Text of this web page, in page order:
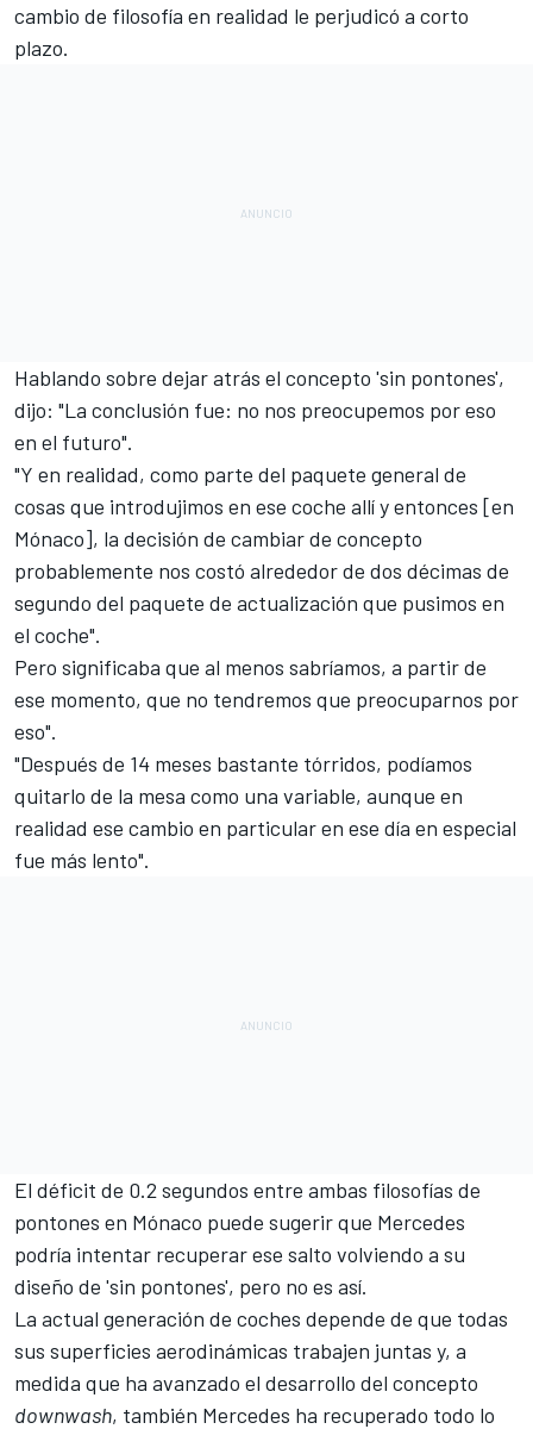
cambio de filosofía en realidad le perjudicó a corto
plazo.
Hablando sobre dejar atrás el concepto 'sin pontones',
dijo: "La conclusión fue: no nos preocupemos por eso
en el futuro".
"Y en realidad, como parte del paquete general de
cosas que introdujimos en ese coche allí y entonces [en
Mónaco], la decisión de cambiar de concepto
probablemente nos costó alrededor de dos décimas de
segundo del paquete de actualización que pusimos en
el coche".
Pero significaba que al menos sabríamos, a partir de
ese momento, que no tendremos que preocuparnos por
eso".
"Después de 14 meses bastante tórridos, podíamos
quitarlo de la mesa como una variable, aunque en
realidad ese cambio en particular en ese día en especial
fue más lento".
El déficit de 0.2 segundos entre ambas filosofías de
pontones en Mónaco puede sugerir que Mercedes
podría intentar recuperar ese salto volviendo a su
diseño de 'sin pontones', pero no es así.
La actual generación de coches depende de que todas
sus superficies aerodinámicas trabajen juntas y, a
medida que ha avanzado el desarrollo del concepto
downwash, también Mercedes ha recuperado todo lo